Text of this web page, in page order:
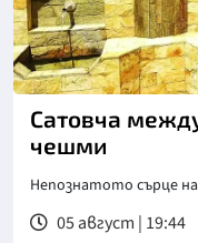
Сатовча
чешми
Непознатото сърце
05 август | 19:44